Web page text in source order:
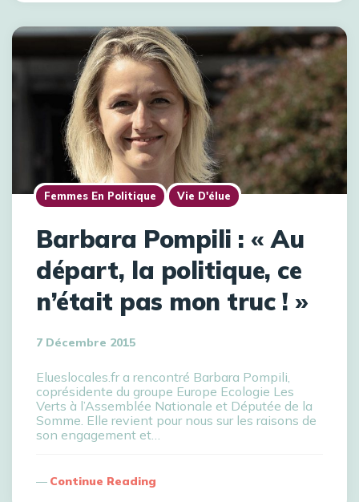
Femmes En Politique Vie D'élue
Barbara Pompili : « Au
départ, la politique, ce
n’était pas mon truc ! »
7 Décembre 2015
Elueslocales.fr a rencontré Barbara Pompili,
coprésidente du groupe Europe Ecologie Les
Verts à l’Assemblée Nationale et Députée de la
Somme. Elle revient pour nous sur les raisons de
son engagement et…
Continue Reading